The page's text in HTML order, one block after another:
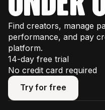
Find creators, manage
performance, and pay
platform.
14-day free trial
No credit card required
Try for free
Try for free